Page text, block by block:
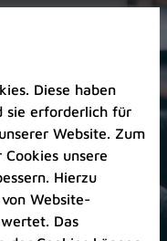
Diese haben
sie erforderlich für
Website. Zum
unsere
Hierzu
Website-
Das